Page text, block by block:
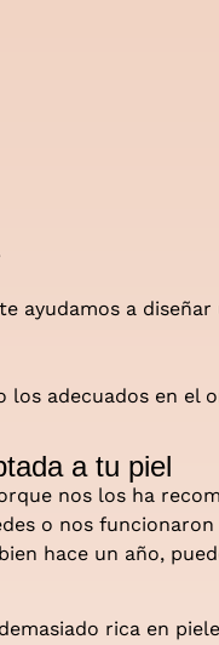
ayudamos a
los adecuados en el
a tu piel
nos los ha
o nos funcionaron
hace un año,
rica en